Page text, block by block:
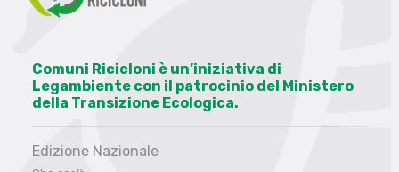
Comuni Ricicloni è un’iniziativa di
Legambiente con il patrocinio del Ministero
della Transizione Ecologica.
Edizione Nazionale